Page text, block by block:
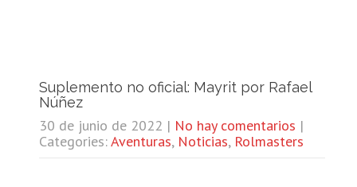
Suplemento no oficial: Mayrit por Rafael
Núñez
30 de junio de 2022 | No hay comentarios |
Categories:Aventuras, Noticias, Rolmasters